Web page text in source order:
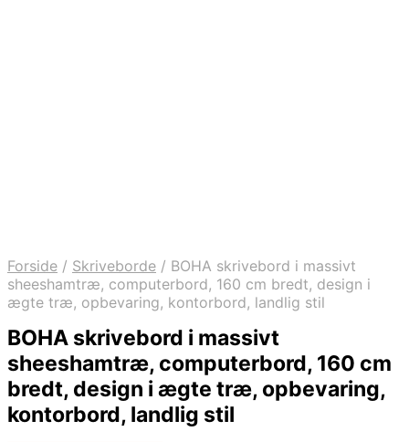
Forside / Skriveborde / BOHA skrivebord i massivt
sheeshamtræ, computerbord, 160 cm bredt, design i
ægte træ, opbevaring, kontorbord, landlig stil
BOHA skrivebord i massivt
sheeshamtræ, computerbord, 160 cm
bredt, design i ægte træ, opbevaring,
kontorbord, landlig stil